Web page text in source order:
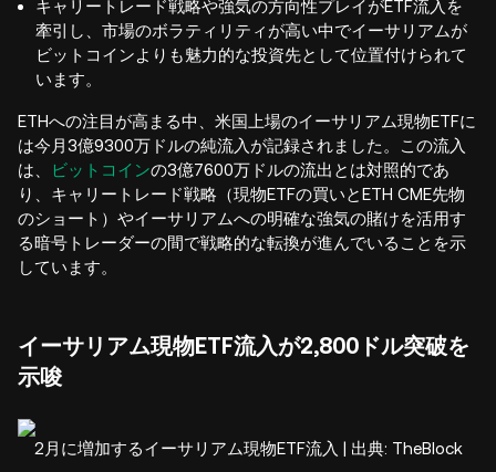
キャリートレード戦略や強気の方向性プレイがETF流入を
牽引し、市場のボラティリティが高い中でイーサリアムが
ビットコインよりも魅力的な投資先として位置付けられて
います。
ETHへの注目が高まる中、米国上場のイーサリアム現物ETFに
は今月3億9300万ドルの純流入が記録されました。この流入
は、
ビットコインの3億7600万ドルの流出とは対照的であ
り、キャリートレード戦略（現物ETFの買いとETH CME先物
のショート）やイーサリアムへの明確な強気の賭けを活用す
る暗号トレーダーの間で戦略的な転換が進んでいることを示
しています。
イーサリアム現物ETF流入が2,800ドル突破を
示唆
2月に増加するイーサリアム現物ETF流入 | 出典: TheBlock